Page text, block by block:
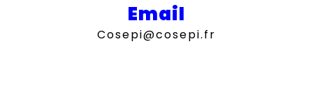
Email
cosepi@cosepi.fr